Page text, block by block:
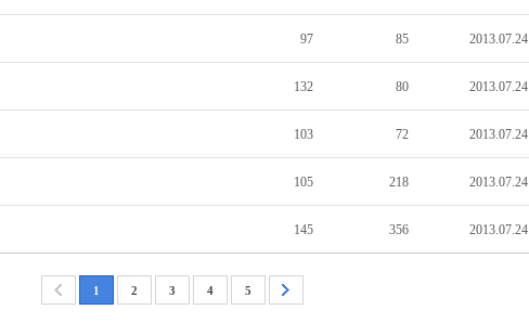
97 85 2013.07.24
132 80 2013.07.24
103 72 2013.07.24
105 218 2013.07.24
145 356 2013.07.24
1 2 3 4 5